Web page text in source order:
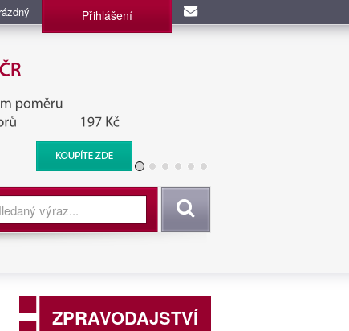
Přihlášení
BIS, Zpravodajské
Vyhledat
ZPRAVODAJSTVÍ